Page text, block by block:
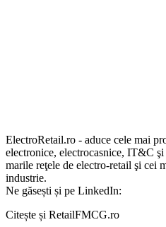
ElectroRetail.ro - aduce cele mai
electronice, electrocasnice, IT&C
marile reţele de electro-retail şi cei
industrie.
Ne găsești și pe LinkedIn:
Citește și RetailFMCG.ro